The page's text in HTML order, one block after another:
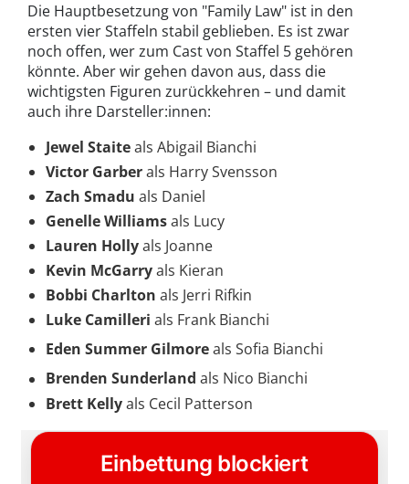
Die Hauptbesetzung von "Family Law" ist in den
ersten vier Staffeln stabil geblieben. Es ist zwar
noch offen, wer zum Cast von Staffel 5 gehören
könnte. Aber wir gehen davon aus, dass die
wichtigsten Figuren zurückkehren – und damit
auch ihre Darsteller:innen:
Jewel Staiteals Abigail Bianchi
Victor Garberals Harry Svensson
Zach Smadu als Daniel
Genelle Williamsals Lucy
Lauren Hollyals Joanne
Kevin McGarryals Kieran
Bobbi Charlton als Jerri Rifkin
Luke Camilleri als Frank Bianchi
Eden Summer Gilmoreals Sofia Bianchi
Brenden Sunderland als Nico Bianchi
Brett Kellyals Cecil Patterson